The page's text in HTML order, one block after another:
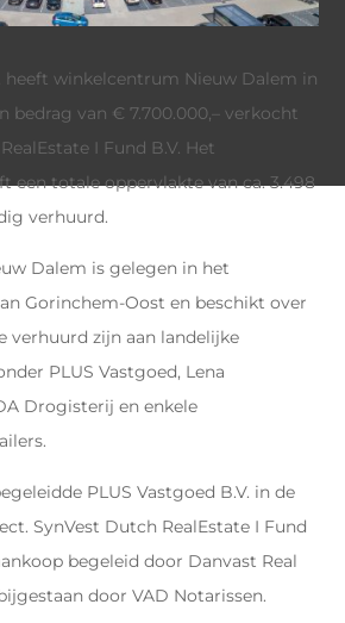
heeft winkelcentrum Nieuw Dalem in
bedrag van € 7.700.000,– verkocht
I Fund B.V. Het
een totale oppervlakte van ca. 3.498
verhuurd.
Dalem is gelegen in het
Gorinchem-Oost en beschikt over
verhuurd zijn aan landelijke
PLUS Vastgoed, Lena
Drogisterij en enkele
PLUS Vastgoed B.V. in de
SynVest Dutch RealEstate I Fund
begeleid door Danvast Real
door VAD Notarissen.